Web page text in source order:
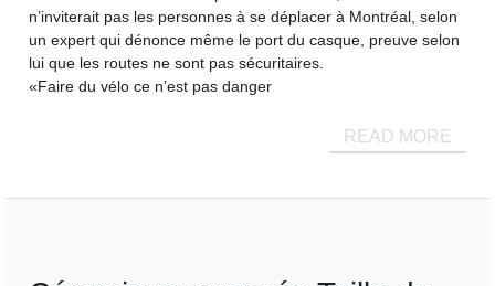
n’inviterait pas les personnes à se déplacer à Montréal, selon
un expert qui dénonce même le port du casque, preuve selon
lui que les routes ne sont pas sécuritaires.
«Faire du vélo ce n’est pas danger
READ MORE